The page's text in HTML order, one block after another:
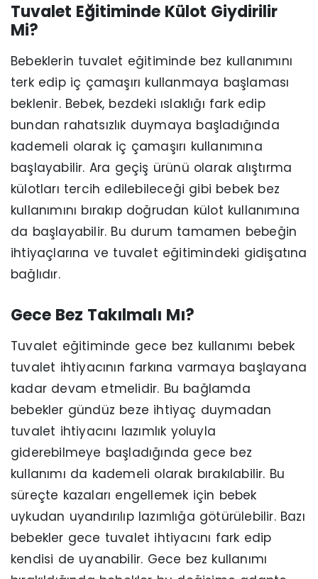
Tuvalet Eğitiminde Külot Giydirilir
Mi?
Bebeklerin tuvalet eğitiminde bez kullanımını
terk edip iç çamaşırı kullanmaya başlaması
beklenir. Bebek, bezdeki ıslaklığı fark edip
bundan rahatsızlık duymaya başladığında
kademeli olarak iç çamaşırı kullanımına
başlayabilir. Ara geçiş ürünü olarak alıştırma
külotları tercih edilebileceği gibi bebek bez
kullanımını bırakıp doğrudan külot kullanımına
da başlayabilir. Bu durum tamamen bebeğin
ihtiyaçlarına ve tuvalet eğitimindeki gidişatına
bağlıdır.
Gece Bez Takılmalı Mı?
Tuvalet eğitiminde gece bez kullanımı bebek
tuvalet ihtiyacının farkına varmaya başlayana
kadar devam etmelidir. Bu bağlamda
bebekler gündüz beze ihtiyaç duymadan
tuvalet ihtiyacını lazımlık yoluyla
giderebilmeye başladığında gece bez
kullanımı da kademeli olarak bırakılabilir. Bu
süreçte kazaları engellemek için bebek
uykudan uyandırılıp lazımlığa götürülebilir. Bazı
bebekler gece tuvalet ihtiyacını fark edip
kendisi de uyanabilir. Gece bez kullanımı